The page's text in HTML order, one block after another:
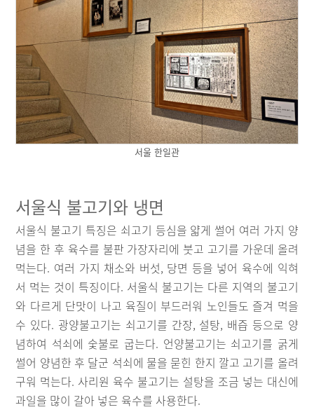
서울 한일관
서울식 불고기와 냉면
서울식 불고기 특징은 쇠고기 등심을 얇게 썰어 여러 가지 양
념을 한 후 육수를 불판 가장자리에 붓고 고기를 가운데 올려
먹는다. 여러 가지 채소와 버섯, 당면 등을 넣어 육수에 익혀
서 먹는 것이 특징이다. 서울식 불고기는 다른 지역의 불고기
와 다르게 단맛이 나고 육질이 부드러워 노인들도 즐겨 먹을
수 있다. 광양불고기는 쇠고기를 간장, 설탕, 배즙 등으로 양
념하여 석쇠에 숯불로 굽는다. 언양불고기는 쇠고기를 굵게
썰어 양념한 후 달군 석쇠에 물을 묻힌 한지 깔고 고기를 올려
구워 먹는다. 사리원 육수 불고기는 설탕을 조금 넣는 대신에
과일을 많이 갈아 넣은 육수를 사용한다.